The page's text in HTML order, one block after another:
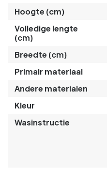
Hoogte (cm)
Volledige lengte
(cm)
Breedte (cm)
Primair materiaal
Andere materialen
Kleur
Wasinstructie